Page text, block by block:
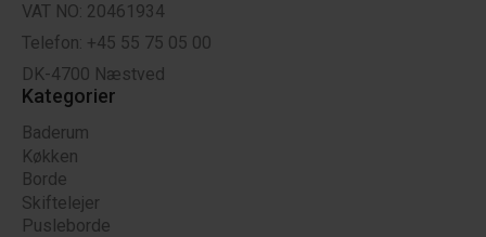
VAT NO: 20461934
Telefon: +45 55 75 05 00
DK-4700 Næstved
Kategorier
Baderum
Køkken
Borde
Skiftelejer
Pusleborde